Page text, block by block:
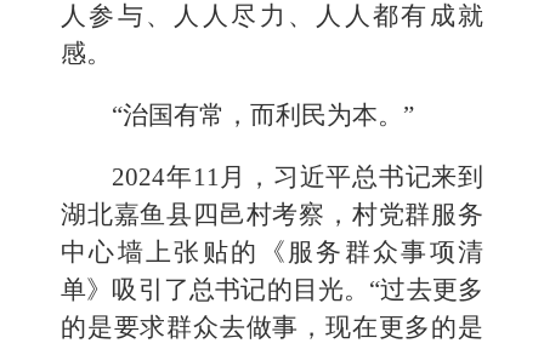
人参与、人人尽力、人人都有成就
感。
“治国有常，而利民为本。”
2024年11月，习近平总书记来到
湖北嘉鱼县四邑村考察，村党群服务
中心墙上张贴的《服务群众事项清
单》吸引了总书记的目光。“过去更多
的是要求群众去做事，现在更多的是